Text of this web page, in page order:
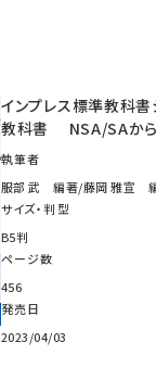
インプレス標準教科
教科書 NSA/SAか
執筆者
服部 武 編著/藤岡 雅宣
サイズ・判型
B5判
ページ数
456
発売日
2023/04/03